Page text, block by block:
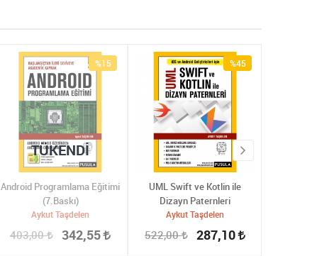
Android Programlama Eğitimi
(7.Baskı)
Aykut Taşdelen
403,00 342,55
%15
TÜKENDI
UML Swift ve Kotlin ile
Dizayn Paternleri
Aykut Taşdelen
522,00 287,10
%45